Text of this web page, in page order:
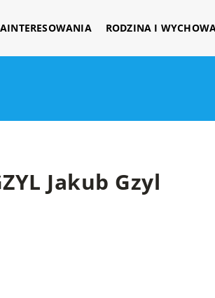
RODZINA I
Jakub Gzyl